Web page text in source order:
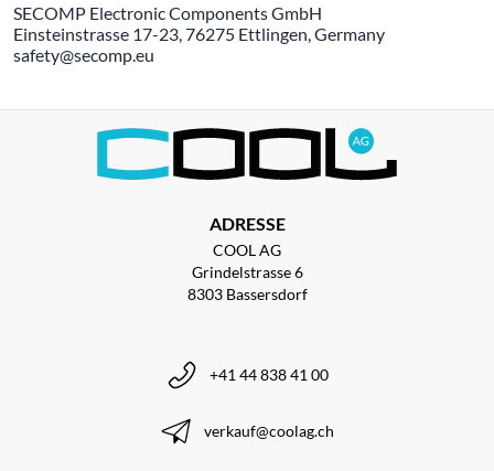
SECOMP Electronic Components GmbH
Einsteinstrasse 17-23, 76275 Ettlingen, Germany
safety@secomp.eu
ADRESSE
COOL AG
Grindelstrasse 6
8303 Bassersdorf
+41 44 838 41 00
verkauf@coolag.ch